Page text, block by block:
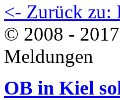
<- Zurück zu:
© 2008 -
Meldungen
OB in Kiel